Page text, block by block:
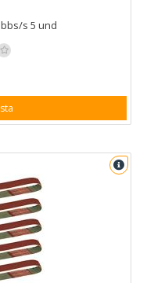
s 5 und